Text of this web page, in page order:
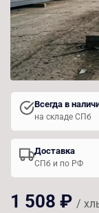
Всегда в
на складе СПб
Доставка
СПб и по РФ
1 508 ₽ /